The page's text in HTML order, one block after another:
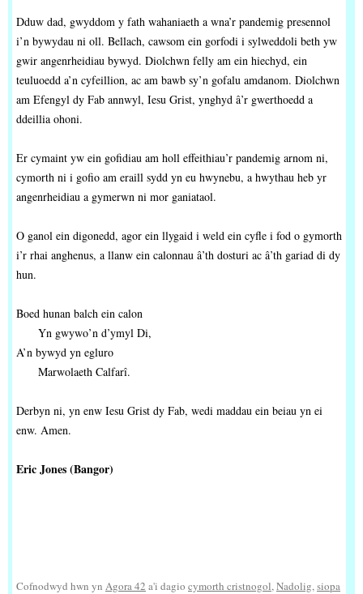
Dduw dad, gwyddom y fath wahaniaeth a wna’r pandemig presennol
i’n bywydau ni oll. Bellach, cawsom ein gorfodi i sylweddoli beth yw
gwir angenrheidiau bywyd. Diolchwn felly am ein hiechyd, ein
teuluoedd a’n cyfeillion, ac am bawb sy’n gofalu amdanom. Diolchwn
am Efengyl dy Fab annwyl, Iesu Grist, ynghyd â’r gwerthoedd a
ddeillia ohoni.
Er cymaint yw ein gofidiau am holl effeithiau’r pandemig arnom ni,
cymorth ni i gofio am eraill sydd yn eu hwynebu, a hwythau heb yr
angenrheidiau a gymerwn ni mor ganiataol.
O ganol ein digonedd, agor ein llygaid i weld ein cyfle i fod o gymorth
i’r rhai anghenus, a llanw ein calonnau â’th dosturi ac â’th gariad di dy
hun.
Boed hunan balch ein calon
Yn gwywo’n d’ymyl Di,
A’n bywyd yn egluro
Marwolaeth Calfarî.
Derbyn ni, yn enw Iesu Grist dy Fab, wedi maddau ein beiau yn ei
enw. Amen.
Eric Jones (Bangor)
Cofnodwyd hwn yn Agora 42 a'i dagio cymorth cristnogol,Nadolig,siopa